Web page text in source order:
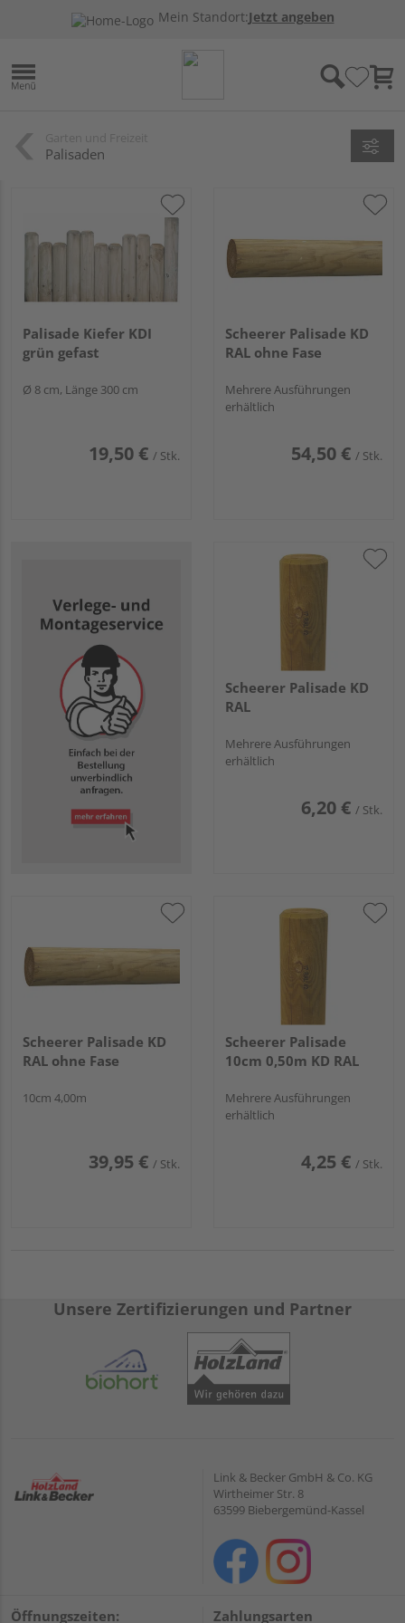
Mein Standort:Jetzt angeben
Palisaden
Palisade Kiefer KDI
grün gefast
Ø 8 cm, Länge 300 cm
19,50 € / Stk.
Scheerer Palisade KD
RAL ohne Fase
Mehrere Ausführungen
erhältlich
54,50 € / Stk.
Scheerer Palisade KD
RAL
Mehrere Ausführungen
erhältlich
6,20 € / Stk.
Scheerer Palisade KD
RAL ohne Fase
10cm 4,00m
39,95 € / Stk.
Scheerer Palisade
10cm 0,50m KD RAL
Mehrere Ausführungen
erhältlich
4,25 € / Stk.
Unsere Zertifizierungen und Partner
Link & Becker GmbH & Co. KG
Wirtheimer Str. 8
63599 Biebergemünd-Kassel
Öffnungszeiten: Zahlungsarten